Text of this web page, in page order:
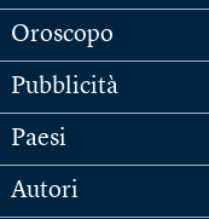
Oroscopo
Pubblicità
Paesi
Autori